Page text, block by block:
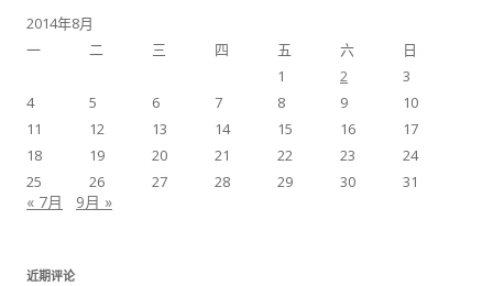
2014年8月
一
二 三 四 五 六
日
1
2
3
4
5 6 7 8 9
10
11
12 13 14 15 16
17
18
19 20 21 22 23
24
25
26 27 28 29 30 31
« 7月 9月 »
近期评论